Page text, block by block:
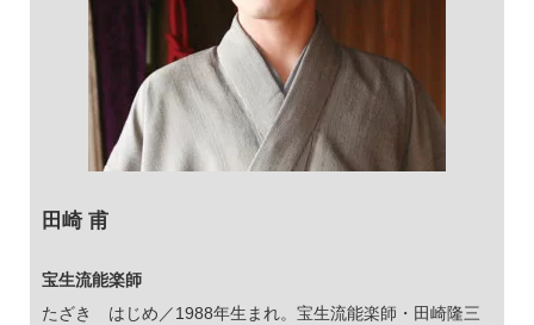
田崎 甫
宝生流能楽師
たざき はじめ／1988年生まれ。宝生流能楽師・田崎隆三